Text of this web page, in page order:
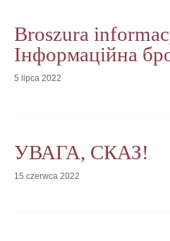
Broszura
Інформаційна
5 lipca 2022
УВАГА, СКАЗ!
15 czerwca 2022